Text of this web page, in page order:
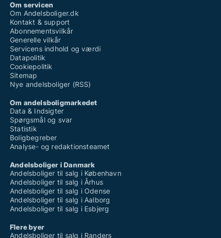
Om servicen
Om Andelsboliger.dk
Kontakt & support
Abonnementsvilkår
Generelle vilkår
Servicens indhold og værdi
Datapolitik
Cookiepolitik
Sitemap
Nye andelsboliger (RSS)
Om andelsboligmarkedet
Data & Indsigter
Spørgsmål og svar
Statistik
Boligbegreber
Analyse- og redaktionsteamet
Andelsboliger i Danmark
Andelsboliger til salg i København
Andelsboliger til salg i Århus
Andelsboliger til salg i Odense
Andelsboliger til salg i Aalborg
Andelsboliger til salg i Esbjerg
Flere byer
Andelsboliger til salg i Randers